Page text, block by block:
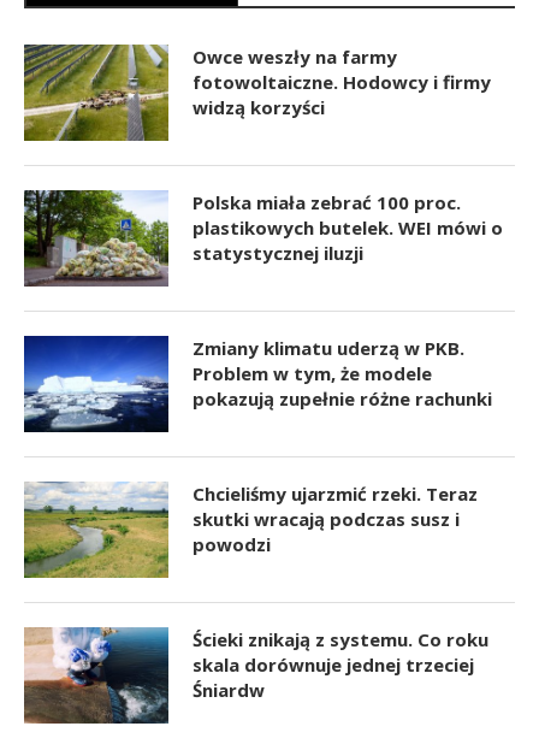
Owce weszły na farmy
fotowoltaiczne. Hodowcy i firmy
widzą korzyści
Polska miała zebrać 100 proc.
plastikowych butelek. WEI mówi o
statystycznej iluzji
Zmiany klimatu uderzą w PKB.
Problem w tym, że modele
pokazują zupełnie różne rachunki
Chcieliśmy ujarzmić rzeki. Teraz
skutki wracają podczas susz i
powodzi
Ścieki znikają z systemu. Co roku
skala dorównuje jednej trzeciej
Śniardw